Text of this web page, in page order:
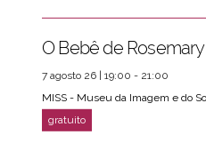
O Bebê de Rosemary
7 agosto 26 | 19:00 - 21:00